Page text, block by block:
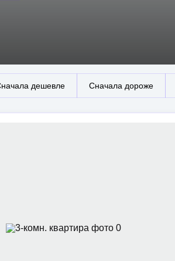
дешевле Сначала дороже